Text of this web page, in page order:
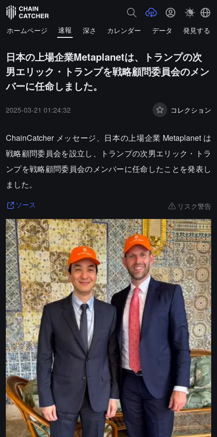
ホームページ 速報 深さ カレンダー データ 発見する
日本の上場企業Metaplanetは、トランプの次
男エリック・トランプを戦略顧問委員会のメン
バーに任命しました。
2025-03-21 01:24:32 コレクション
ChainCatcher メッセージ、日本の上場企業 Metaplanet は
戦略顧問委員会を設立し、トランプの次男エリック・トラ
ンプを戦略顧問委員会のメンバーに任命したことを発表し
ました。
ソース リスク警告